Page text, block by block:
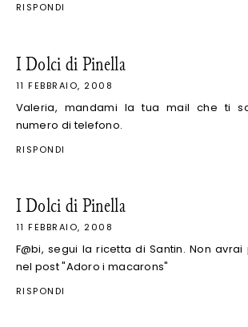
RISPONDI
I Dolci di Pinella
11 FEBBRAIO, 2008
Valeria, mandami la tua mail che ti
numero di telefono.
RISPONDI
I Dolci di Pinella
11 FEBBRAIO, 2008
F@bi, segui la ricetta di Santin. Non
nel post "Adoro i macarons"
RISPONDI